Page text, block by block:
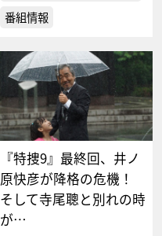
番組情報
『特捜9』最終回、井ノ
原快彦が降格の危機！
そして寺尾聰と別れの時
が…